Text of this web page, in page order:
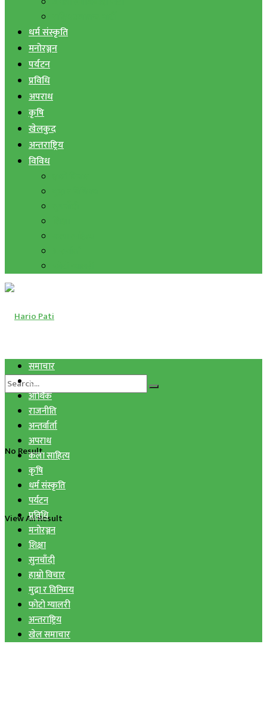
धर्म संस्कृति
मनोरञ्जन
पर्यटन
प्रविधि
अपराध
कृषि
खेलकुद
अन्तराष्ट्रिय
विविध
No Result
View All Result
समाचार
स्वास्थ्य
आर्थिक
राजनीति
अन्तर्वार्ता
अपराध
कला साहित्य
कृषि
धर्म संस्कृति
पर्यटन
प्रविधि
मनोरञ्जन
शिक्षा
सुनचाँदी
हाम्रो विचार
मुद्रा र विनिमय
फोटो ग्यालरी
अन्तराष्ट्रिय
खेल समाचार